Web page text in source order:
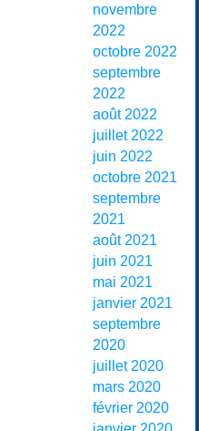
novembre
2022
octobre 2022
septembre
2022
août 2022
juillet 2022
juin 2022
octobre 2021
septembre
2021
août 2021
juin 2021
mai 2021
janvier 2021
septembre
2020
juillet 2020
mars 2020
février 2020